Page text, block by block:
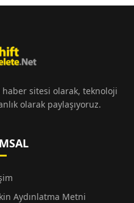
sitesi olarak, teknoloji
olarak paylaşıyoruz.
Aydınlatma Metni